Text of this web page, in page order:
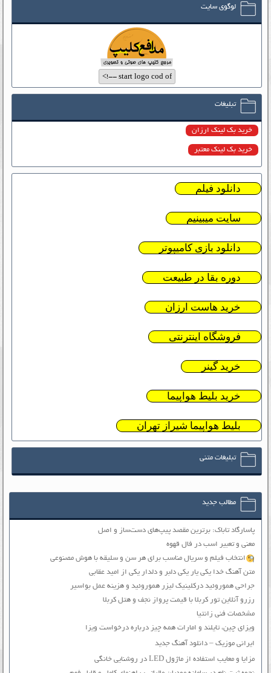
لوگوی سایت
تبلیغات
خرید بک لینک ارزان
خرید بک لینک معتبر
دانلود فیلم
سایت میبینیم
دانلود بازی کامیپوتر
دوره بقا در طبیعت
خرید هاست ارزان
فروشگاه اینترنتی
خرید گینر
خرید بلیط هواپیما
بلیط هواپیما شیراز تهران
تبلیغات متنی
مطالب جدید
پاسارگاد تاباک: برترین مقصد پیپ‌های دست‌ساز و اصل
معنی و تعبیر اسب در فال قهوه
انتخاب فیلم و سریال مناسب برای هر سن و سلیقه با هوش مصنوعی
متن آهنگ خدا یکی یار یکی دلبر و دلدار یکی از امید عقابی
جراحی هموروئید درکلینیک لیزر هموروئید و هزینه عمل بواسیر
رزرو آنلاین تور کربلا با قیمت پرواز نجف و هتل کربلا
مشخصات فنی زانتیا
ویزای چین، تایلند و امارات همه چیز درباره درخواست ویزا
ایرانی موزیک – دانلود آهنگ جدید
مزایا و معایب استفاده از ماژول LED در روشنایی خانگی